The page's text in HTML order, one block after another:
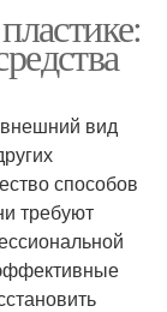
вид
способов
требуют